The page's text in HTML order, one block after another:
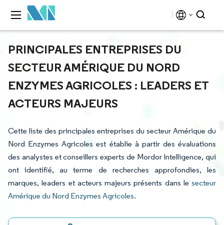
PRINCIPALES ENTREPRISES DU
SECTEUR AMÉRIQUE DU NORD
ENZYMES AGRICOLES : LEADERS ET
ACTEURS MAJEURS
Cette liste des principales entreprises du secteur Amérique du
Nord Enzymes Agricoles est établie à partir des évaluations
des analystes et conseillers experts de Mordor Intelligence, qui
ont identifié, au terme de recherches approfondies, les
marques, leaders et acteurs majeurs présents dans le secteur
Amérique du Nord Enzymes Agricoles.